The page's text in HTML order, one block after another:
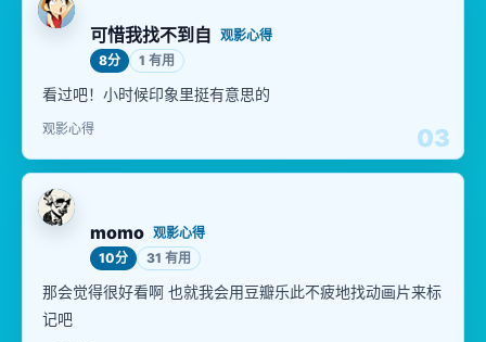
03
可惜我找不到自 观影心得
8分
1 有用
看过吧！小时候印象里挺有意思的
观影心得
momo 观影心得
10分
31 有用
那会觉得很好看啊 也就我会用豆瓣乐此不疲地找动画片来标
记吧